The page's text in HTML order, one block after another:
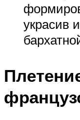
украсив